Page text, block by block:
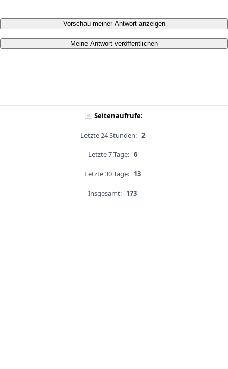
Vorschau meiner Antwort anzeigen
Meine Antwort veröffentlichen
Seitenaufrufe:
Letzte 24 Stunden: 2
Letzte 7 Tage: 6
Letzte 30 Tage: 13
Insgesamt: 173